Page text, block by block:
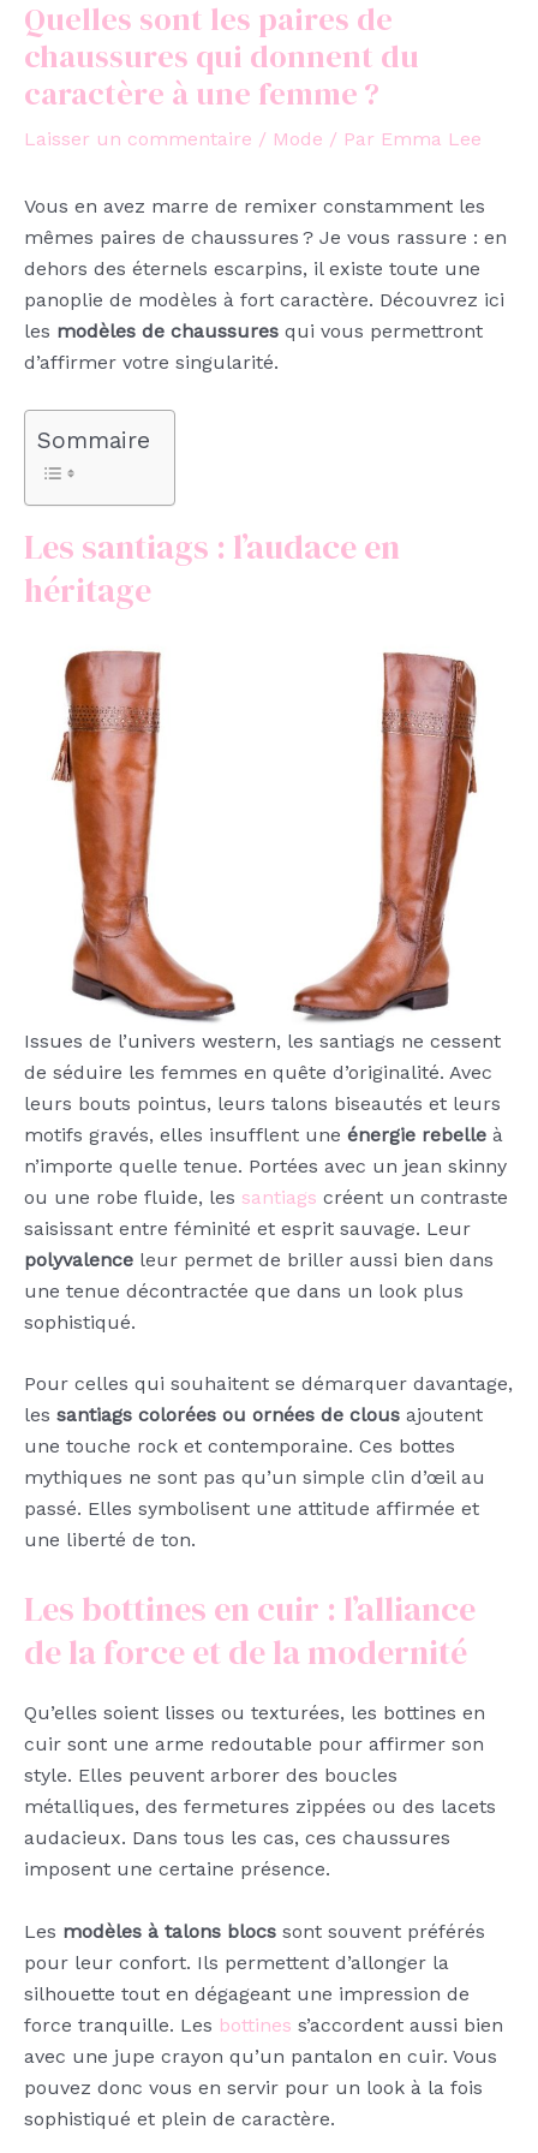
Quelles sont les paires de
chaussures qui donnent du
caractère à une femme ?
Laisser un commentaire / Mode / Par Emma Lee
Vous en avez marre de remixer constamment les
mêmes paires de chaussures ? Je vous rassure : en
dehors des éternels escarpins, il existe toute une
panoplie de modèles à fort caractère. Découvrez ici
les modèles de chaussures qui vous permettront
d’affirmer votre singularité.
Sommaire
Les santiags : l’audace en
héritage
Issues de l’univers western, les santiags ne cessent
de séduire les femmes en quête d’originalité. Avec
leurs bouts pointus, leurs talons biseautés et leurs
motifs gravés, elles insufflent une énergie rebelle à
n’importe quelle tenue. Portées avec un jean skinny
ou une robe fluide, les santiags créent un contraste
saisissant entre féminité et esprit sauvage. Leur
polyvalence leur permet de briller aussi bien dans
une tenue décontractée que dans un look plus
sophistiqué.
Pour celles qui souhaitent se démarquer davantage,
les santiags colorées ou ornées de clous ajoutent
une touche rock et contemporaine. Ces bottes
mythiques ne sont pas qu’un simple clin d’œil au
passé. Elles symbolisent une attitude affirmée et
une liberté de ton.
Les bottines en cuir : l’alliance
de la force et de la modernité
Qu’elles soient lisses ou texturées, les bottines en
cuir sont une arme redoutable pour affirmer son
style. Elles peuvent arborer des boucles
métalliques, des fermetures zippées ou des lacets
audacieux. Dans tous les cas, ces chaussures
imposent une certaine présence.
Les modèles à talons blocs sont souvent préférés
pour leur confort. Ils permettent d’allonger la
silhouette tout en dégageant une impression de
force tranquille. Les bottines s’accordent aussi bien
avec une jupe crayon qu’un pantalon en cuir. Vous
pouvez donc vous en servir pour un look à la fois
sophistiqué et plein de caractère.